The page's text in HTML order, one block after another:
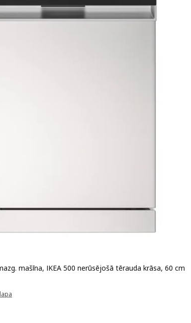
mašīna, IKEA 500 nerūsējošā tērauda krāsa, 60 cm